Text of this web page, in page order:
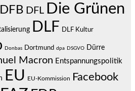
DFB DFL Die Grünen
DLF DLF Kultur
Donbas Dortmund dpa DSGVO Dürre
Macron Entspannungspolitik
EU EU-Kommission
Facebook